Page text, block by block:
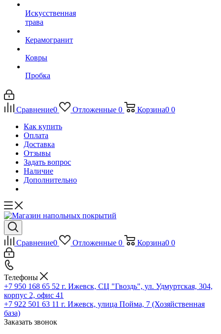
Искусственная
трава
Керамогранит
Ковры
Пробка
Сравнение0 Отложенные 0 Корзина0 0
Как купить
Оплата
Доставка
Отзывы
Задать вопрос
Наличие
Дополнительно
Сравнение0 Отложенные 0 Корзина0 0
Телефоны
+7 950 168 65 52 г. Ижевск, СЦ "Гвоздь", ул. Удмуртская, 304,
корпус 2, офис 41
+7 922 501 63 11 г. Ижевск, улица Пойма, 7 (Хозяйственная
база)
Заказать звонок